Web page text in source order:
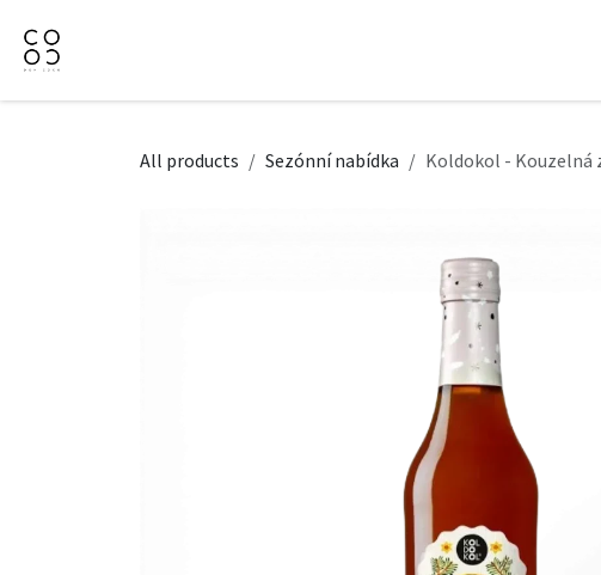
All products Sezónní nabídka Koldokol - Kouzelná